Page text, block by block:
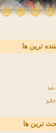
ترین ها
شد
ترین ها